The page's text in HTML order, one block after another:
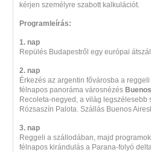
kérjen személyre szabott kalkulációt.
Programleírás:
1. nap
Repülés Budapestről egy európai
2. nap
Érkezés az argentin fővárosba a
félnapos panoráma városnézés
Recoleta-negyed, a világ
Rózsaszín Palota. Szállás Buenos
3. nap
Reggeli a szállodában, majd
félnapos kirándulás a Parana-folyó